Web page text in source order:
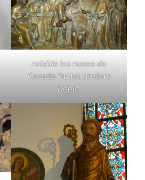
retable les noces de
Canade l'autel, ateliers
Dehin,